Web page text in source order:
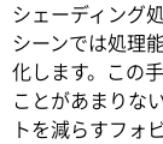
シェーディング
シーンでは処理
化します。この
ことがあまりな
トを減らすフォ